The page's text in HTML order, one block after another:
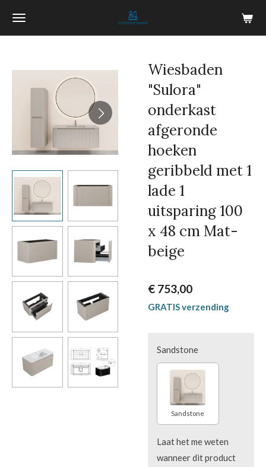
Ga
Wiesbaden
"Sulora"
onderkast
afgeronde
hoeken
geribbeld met 1
lade 1
uitsparing 100
x 48 cm Mat-
beige
€ 753,00
GRATIS verzending
Sandstone
Sandstone
Laat het me weten
wanneer dit product